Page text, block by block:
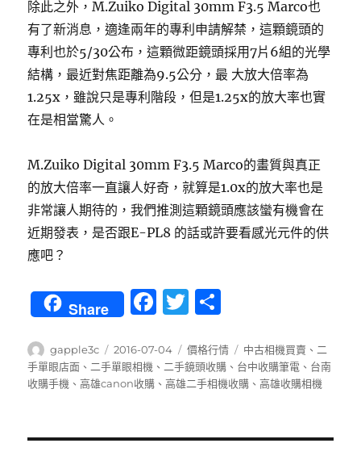
除此之外，M.Zuiko Digital 30mm F3.5 Marco也
有了新消息，適逢兩年的專利申請解禁，這顆鏡頭的
專利也於5/30公布，這顆微距鏡頭採用7片6組的光學
結構，最近對焦距離為9.5公分，最 大放大倍率為
1.25x，雖說只是專利階段，但是1.25x的放大率也實
在是相當驚人。
M.Zuiko Digital 30mm F3.5 Marco的畫質與真正
的放大倍率一直讓人好奇，就算是1.0x的放大率也是
非常讓人期待的，我們推測這顆鏡頭應該蠻有機會在
近期發表，是否跟E-PL8 的話或許要看感光元件的供
應吧？
Share
F
c
e
o
T
it
te
作
者
gapple3c
發
佈
日
2016-07-04
分
類
價格行情
標
籤
中古相機買賣 、二
手單眼店面 、二手單眼相機 、二手鏡頭收購 、 台中收購筆電 、 台南
收購手機 、高雄canon收購 、高雄二手相機收購 、高雄收購相機